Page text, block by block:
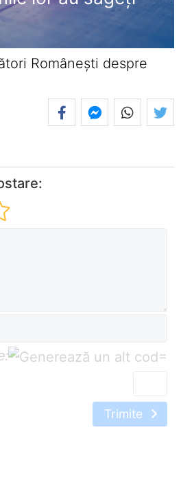
Româneşti despre
=
Trimite